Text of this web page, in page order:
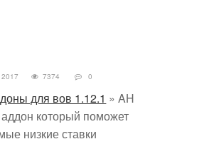
2017 7374 0
для вов 1.12.1 »AH
который поможет
низкие ставки